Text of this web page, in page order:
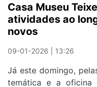
Casa Museu
atividades ao
novos
09-01-2026 | 13:26
Já este domingo,
temática e a oficina